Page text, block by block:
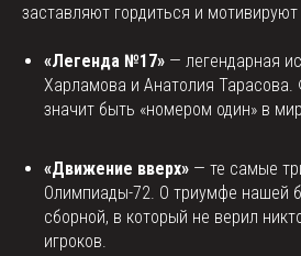
заставляют гордиться и
«Легенда №17» — легендарная
Харламова и Анатолия Тарасова.
значит быть «номером один» в
«Движение вверх» — те самые
Олимпиады-72. О триумфе нашей
сборной, в который не верил
игроков.